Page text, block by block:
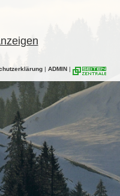
| ADMIN |